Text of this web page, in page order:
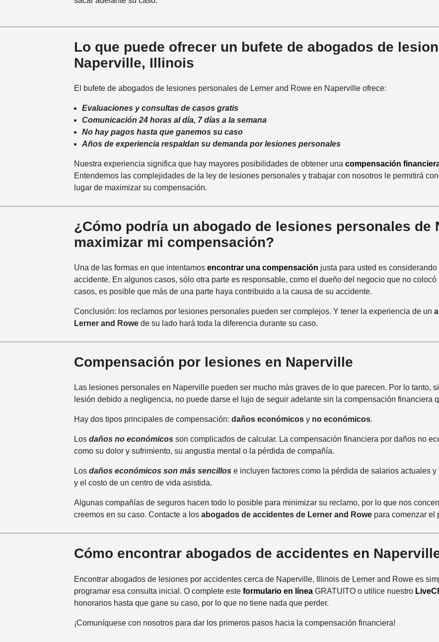
Lo que puede ofrecer un bufete de abogados de
Naperville, Illinois
El bufete de abogados de lesiones personales de Lerner and Rowe en Naperville ofrece:
Evaluaciones y consultas de casos gratis
Comunicación 24 horas al día, 7 días a la semana
No hay pagos hasta que ganemos su caso
Años de experiencia respaldan su demanda por lesiones personales
Nuestra experiencia significa que hay mayores posibilidades de obtener una compensación
Entendemos las complejidades de la ley de lesiones personales y trabajar con nosotros le permitirá
lugar de maximizar su compensación.
¿Cómo podría un abogado de lesiones personales de
maximizar mi compensación?
Una de las formas en que intentamos encontrar una compensación justa para usted es
accidente. En algunos casos, sólo otra parte es responsable, como el dueño del negocio que no colocó
casos, es posible que más de una parte haya contribuido a la causa de su accidente.
Conclusión: los reclamos por lesiones personales pueden ser complejos. Y tener la experiencia de un
Lerner and Rowe de su lado hará toda la diferencia durante su caso.
Compensación por lesiones en Naperville
Las lesiones personales en Naperville pueden ser mucho más graves de lo que parecen. Por lo tanto,
lesión debido a negligencia, no puede darse el lujo de seguir adelante sin la compensación financiera
Hay dos tipos principales de compensación: daños económicosy no económicos.
Los daños no económicos son complicados de calcular. La compensación financiera por daños no
como su dolor y sufrimiento, su angustia mental o la pérdida de compañía.
Los daños económicos son más sencillos e incluyen factores como la pérdida de salarios actuales
y el costo de un centro de vida asistida.
Algunas compañías de seguros hacen todo lo posible para minimizar su reclamo, por lo que nos
creemos en su caso. Contacte a los abogados de accidentes de Lerner and Rowe para comenzar el
Cómo encontrar abogados de accidentes en
Encontrar abogados de lesiones por accidentes cerca de Naperville, Illinois de Lerner and Rowe es
programar esa consulta inicial. O complete este formulario en líneaGRATUITO o utilice nuestro
honorarios hasta que gane su caso, por lo que no tiene nada que perder.
¡Comuníquese con nosotros para dar los primeros pasos hacia la compensación financiera!